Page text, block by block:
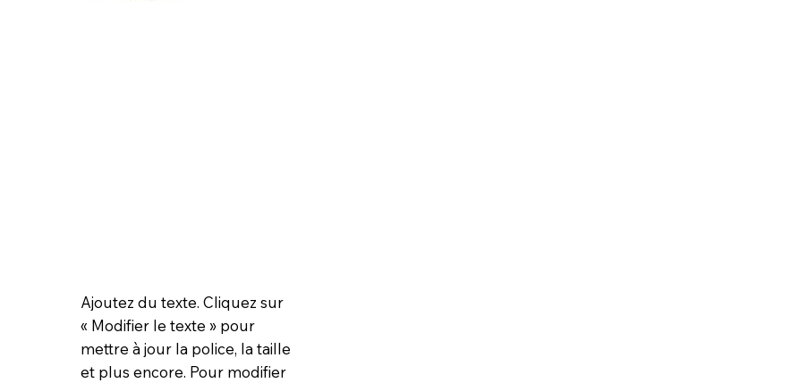
Ajoutez du texte. Cliquez sur
« Modifier le texte » pour
mettre à jour la police, la taille
et plus encore. Pour modifier